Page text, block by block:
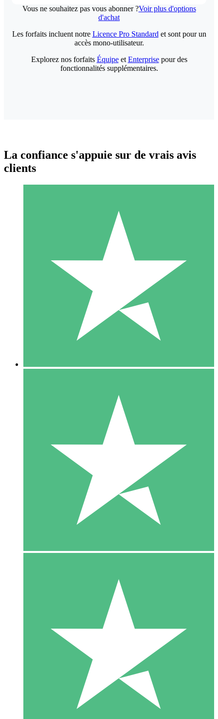
Vous ne souhaitez pas vous abonner ?Voir plus d'options
d'achat
Packs de Crédits Individuels
Payez à l'utilisation avec des crédits de téléchargement. Sans
1 Téléchargement
10 00
10 Téléchargements
20 00
Les forfaits incluent notre Licence Pro Standard et sont pour un
accès mono-utilisateur.
Explorez nos forfaits Équipeet Enterprisepour des
fonctionnalités supplémentaires.
La confiance s'appuie sur de vrais avis
clients